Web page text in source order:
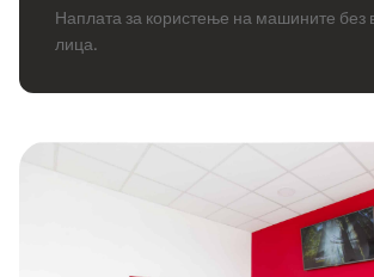
Наплата за користење на машините без
лица.